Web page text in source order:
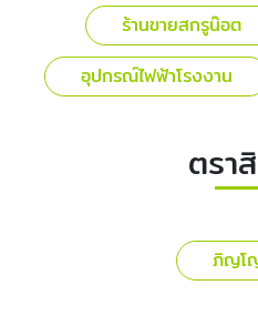
ร้านขายสกรูน๊อต
อุปกรณ์ไฟฟ้าโรงงาน
ตรา
ภิญโ